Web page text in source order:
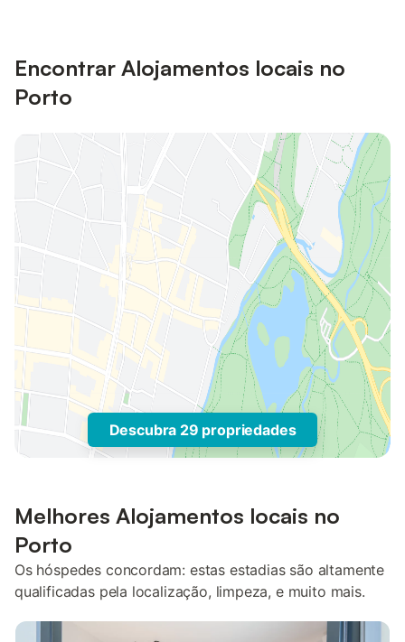
Encontrar Alojamentos locais no
Porto
Descubra 29 propriedades
Melhores Alojamentos locais no
Porto
Os hóspedes concordam: estas estadias são altamente
qualificadas pela localização, limpeza, e muito mais.